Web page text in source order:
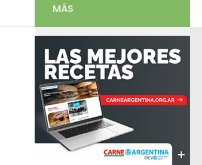
MÁS